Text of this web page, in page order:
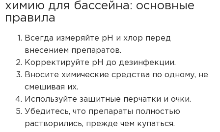
химию для бассейна: основные
правила
Всегда измеряйте pH и хлор перед
внесением препаратов.
Корректируйте pH до дезинфекции.
Вносите химические средства по одному, не
смешивая их.
Используйте защитные перчатки и очки.
Убедитесь, что препараты полностью
растворились, прежде чем купаться.